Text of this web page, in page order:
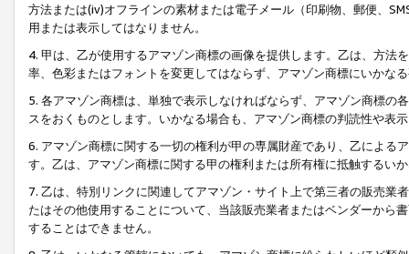
方法または(iv)オフラインの素材または電子メール（印刷物、郵便、
用または表示してはなりません。
4. 甲は、乙が使用するアマゾン商標の画像を提供します。乙は、方
率、色彩またはフォントを変更してはならず、アマゾン商標にいかな
5. 各アマゾン商標は、単独で表示しなければならず、アマゾン商標
スをおくものとします。いかなる場合も、アマゾン商標の判読性や表
6. アマゾン商標に関する一切の権利が甲の専属財産であり、乙による
す。乙は、アマゾン商標に関する甲の権利または所有権に抵触するい
7. 乙は、特別リンクに関連してアマゾン・サイト上で第三者の販売
たはその他使用することについて、当該販売業者またはベンダーから
することはできません。